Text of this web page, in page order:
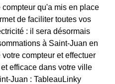
qu'a mis en place
de faciliter toutes vos
: il sera désormais
à Saint-Juan en
compteur et effectuer
efficace dans votre ville
Juan : TableauLinky